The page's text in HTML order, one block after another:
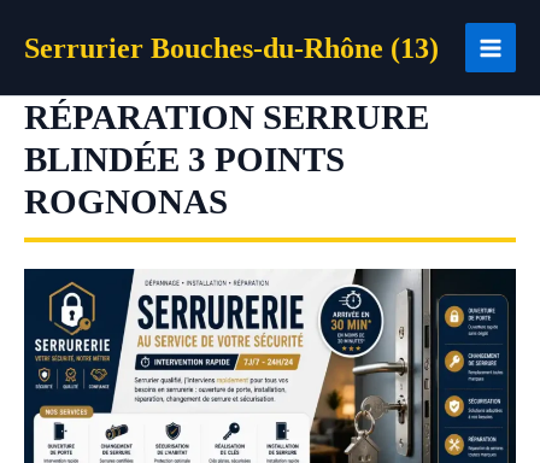
Serrurier Bouches-du-Rhône (13)
RÉPARATION SERRURE
BLINDÉE 3 POINTS
ROGNONAS